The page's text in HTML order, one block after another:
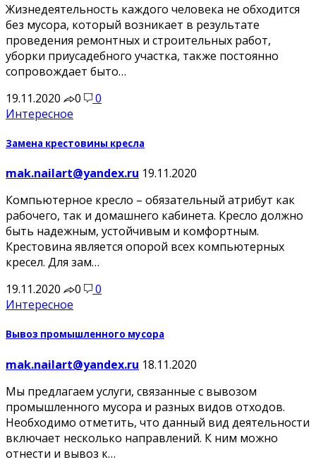
Жизнедеятельность каждого человека не обходится
без мусора, который возникает в результате
проведения ремонтных и строительных работ,
уборки приусадебного участка, также постоянно
сопровождает быто…
19.11.2020
0
0
Интересное
Замена крестовины кресла
mak.nailart@yandex.ru 19.11.2020
Компьютерное кресло – обязательный атрибут как
рабочего, так и домашнего кабинета. Кресло должно
быть надежным, устойчивым и комфортным.
Крестовина является опорой всех компьютерных
кресел. Для зам…
19.11.2020
0
0
Интересное
Вывоз промышленного мусора
mak.nailart@yandex.ru 18.11.2020
Мы предлагаем услуги, связанные с вывозом
промышленного мусора и разных видов отходов.
Необходимо отметить, что данный вид деятельности
включает несколько направлений. К ним можно
отнести и вывоз к…